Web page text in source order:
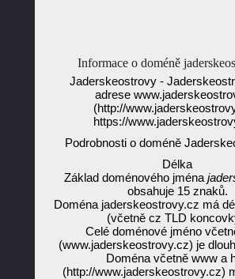
Informace o doméně
Jaderskeostrovy -
adrese
(http://
https://
Podrobnosti o doméně
Délka
Základ doménového jména
obsahuje 15 znaků.
Doména jaderskeostrovy.cz má
(včetně cz TLD
Celé doménové jméno
(www.jaderskeostrovy.cz) je
Doména včetně www a
(http://www.jaderskeostrovy.cz)